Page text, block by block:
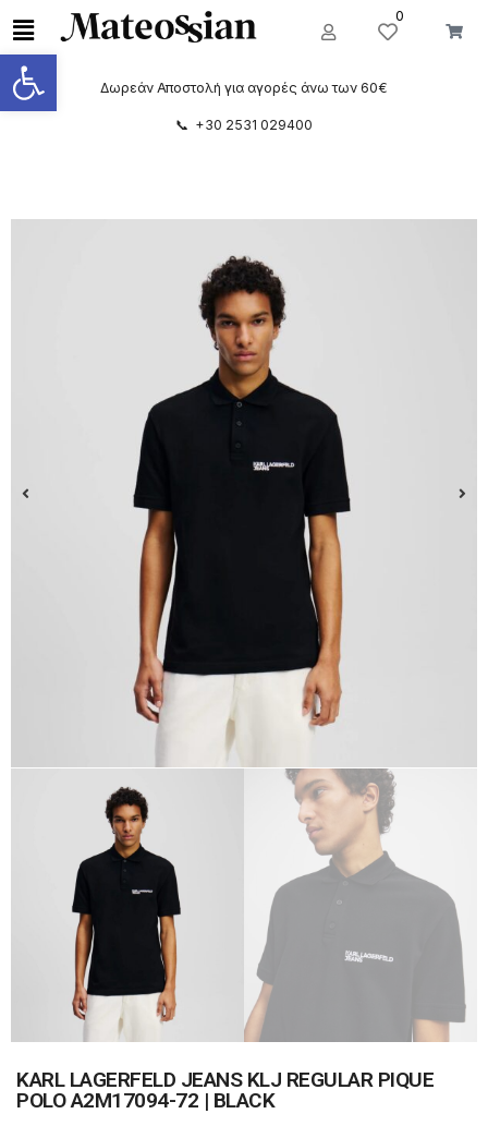
Ανοίξτε τη γραμμή εργαλείων
0
Δωρεάν Αποστολή για αγορές άνω των 60€
📞 +30 2531 029400
KARL LAGERFELD JEANS KLJ REGULAR PIQUE
POLO A2M17094-72 | BLACK